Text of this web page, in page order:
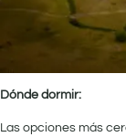
Dónde dormir:
Las opciones más